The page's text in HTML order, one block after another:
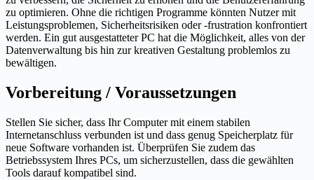
zu optimieren. Ohne die richtigen Programme könnten Nutzer mit
Leistungsproblemen, Sicherheitsrisiken oder -frustration konfrontiert
werden. Ein gut ausgestatteter PC hat die Möglichkeit, alles von der
Datenverwaltung bis hin zur kreativen Gestaltung problemlos zu
bewältigen.
Vorbereitung / Voraussetzungen
Stellen Sie sicher, dass Ihr Computer mit einem stabilen
Internetanschluss verbunden ist und dass genug Speicherplatz für
neue Software vorhanden ist. Überprüfen Sie zudem das
Betriebssystem Ihres PCs, um sicherzustellen, dass die gewählten
Tools darauf kompatibel sind.